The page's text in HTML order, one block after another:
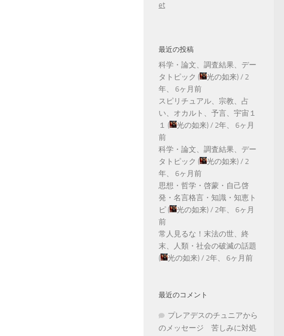
et
最近の投稿
科学・論文、調査結果、デー
タトピック ( 光の如来) / 2
年、 6ヶ月前
スピリチュアル、宗教、占
い、オカルト、予言、宇宙１
１ ( 光の如来) / 2年、 6ヶ月
前
科学・論文、調査結果、デー
タトピック ( 光の如来) / 2
年、 6ヶ月前
思想・哲学・啓蒙・自己啓
発・名言格言・知識・知恵ト
ピ ( 光の如来) / 2年、 6ヶ月
前
常人見るな！末法の世、終
末、人類・社会の破滅の話題
(
光の如来) / 2年、 6ヶ月前
最近のコメント
プレアデスのチュニアから
のメッセージ 苦しみに対処